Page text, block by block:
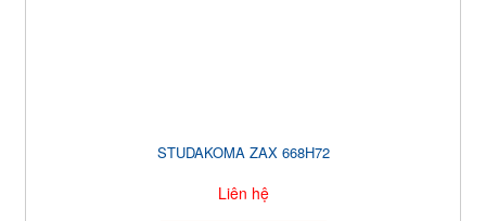
STUDAKOMA ZAX 668H72
Liên hệ